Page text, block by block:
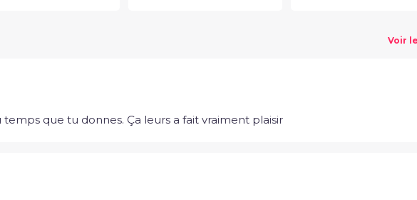
Voir
que tu donnes. Ça leurs a fait vraiment plaisir